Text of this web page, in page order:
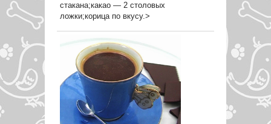
стакана;какао — 2 столовых
ложки;корица по вкусу.>